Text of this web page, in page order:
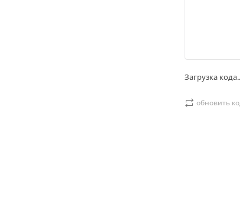
Загрузка
обновить